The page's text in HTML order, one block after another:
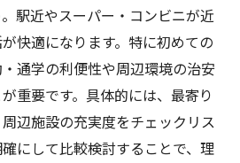
駅近やスーパー・コンビニが近
快適になります。特に初めての
通学の利便性や周辺環境の治安
重要です。具体的には、最寄り
辺施設の充実度をチェックリス
にして比較検討することで、理